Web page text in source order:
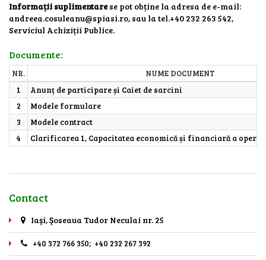
Informații suplimentarese pot obține la adresa de e-mail:
andreea.cosuleanu@spiasi.ro, sau la tel.+40 232 263 542,
Serviciul Achiziții Publice.
Documente:
NR.
NUME DOCUMENT
1
Anunț de participare și Caiet de sarcini
2
Modele formulare
3
Modele contract
4
Clarificarea 1, Capacitatea economică și financiară a
Contact
Iaşi, Şoseaua Tudor Neculai nr. 25
+40 372 766 350; +40 232 267 392